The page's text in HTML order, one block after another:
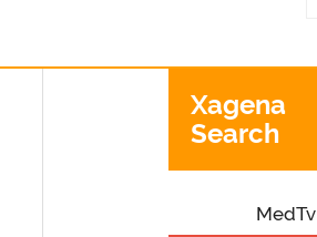
Xagena
Search
MedTv